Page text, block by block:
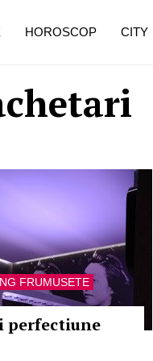
FRUMUSETE
perfectiune
HOROSCOP CITY
este investigația